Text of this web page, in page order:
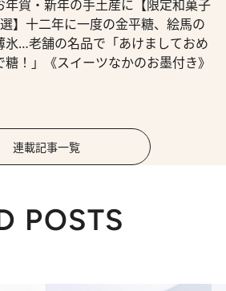
年賀・新年の手土産に【限定和菓子
】十二年に一度の金平糖、絵馬の
氷…老舗の名品で「あけましておめ
糖！」《スイーツなかのお墨付き》
連載記事一覧
POSTS